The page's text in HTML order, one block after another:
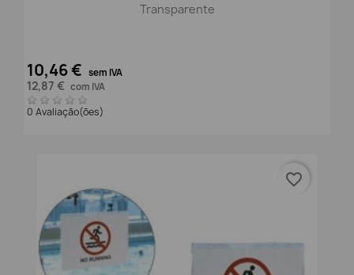
Transparente
10,46 € sem IVA
12,87 € com IVA
0 Avaliação(ões)
favorite_border